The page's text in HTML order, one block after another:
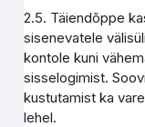
2.5. Täiendõppe
sisenevatele
kontole kuni
sisselogimist.
kustutamist ka
lehel.